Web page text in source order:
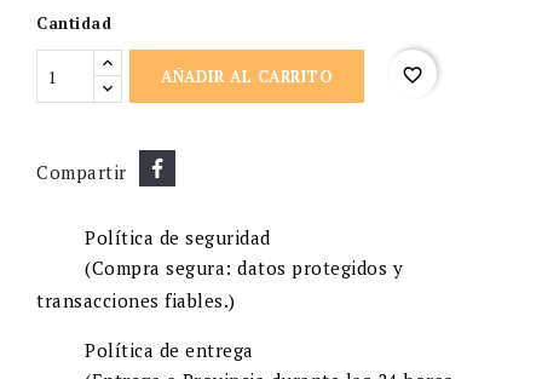
Cantidad
AÑADIR AL CARRITO favorite_border
Compartir
Política de seguridad
(Compra segura: datos protegidos y
transacciones fiables.)
Política de entrega